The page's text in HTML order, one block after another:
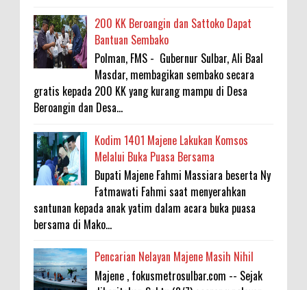
200 KK Beroangin dan Sattoko Dapat
Bantuan Sembako
Polman, FMS - Gubernur Sulbar, Ali Baal
Masdar, membagikan sembako secara
gratis kepada 200 KK yang kurang mampu di Desa
Beroangin dan Desa...
Kodim 1401 Majene Lakukan Komsos
Melalui Buka Puasa Bersama
Bupati Majene Fahmi Massiara beserta Ny
Fatmawati Fahmi saat menyerahkan
santunan kepada anak yatim dalam acara buka puasa
bersama di Mako...
Pencarian Nelayan Majene Masih Nihil
Majene , fokusmetrosulbar.com -- Sejak